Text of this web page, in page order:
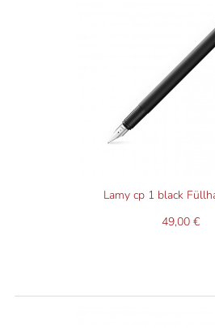
Lamy cp 1 black
49,00 €